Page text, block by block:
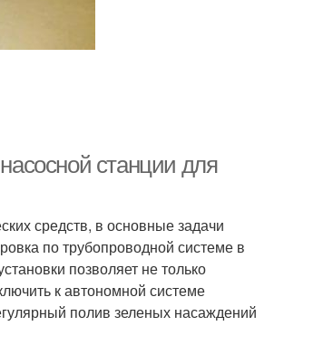
станции для
средств, в основные задачи
по трубопроводной системе в
позволяет не только
к автономной системе
полив зеленых насаждений